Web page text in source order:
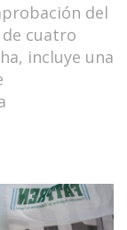
del
cuatro
incluye una